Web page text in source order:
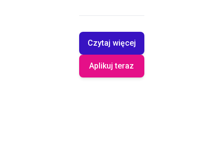
Czytaj więcej
Aplikuj teraz